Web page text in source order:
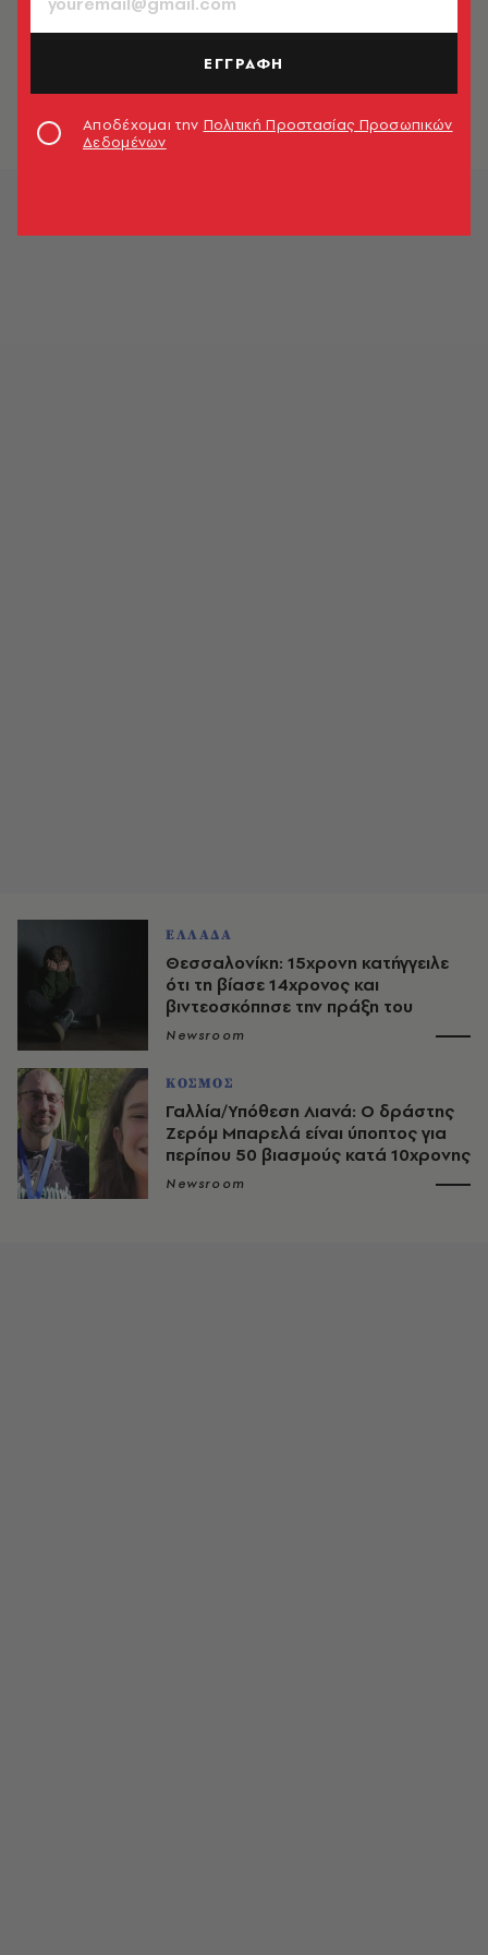
ΚΟΙΝΩΝΙΑ
Δίκη Λιγνάδη: Ο φόβος μου στέρησε
κομμάτια της ζωής μου – Η
ΕΛΛΑΔΑ
Θεσσαλονίκη: 15χρονη κατήγγειλε
ότι τη βίασε 14χρονος και
βιντεοσκόπησε την πράξη του
Newsroom
ΚΟΣΜΟΣ
Γαλλία/Υπόθεση Λιανά: Ο δράστης
Ζερόμ Μπαρελά είναι ύποπτος για
περίπου 50 βιασμούς κατά 10χρονης
Newsroom
ΕΓΓΡΑΦΗ
Αποδέχομαι την Πολιτική Προστασίας Προσωπικών
Δεδομένων